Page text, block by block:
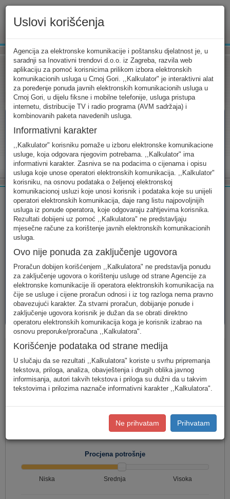
Tarifni kalkulator Uslovi korišćenja Kontakt
Tarifni kalkulator
Odaberite usluge koje koristite, popunite sva potrebna polja i
izaberite za sebe ono najbolje...
FIKSNA MOBILNA INTERNET
AVM
usluge
PAKETI
usluga
Fiksna telefonija
Jednostavan unos
(Za jednostavan unos raspodjela
korisnika u Crnoj Gori.)
(Za definisanje raspodjele saobraćaja prema
konkretnim destinacijama, koristite detaljan unos potrošnje.)
Procjena potrošnje
Niska Srednja Visoka
Uslovi korišćenja
Agencija za elektronske komunikacije i poštansku djelatnost je, u
saradnji sa Inovativni trendovi d.o.o. iz Zagreba, razvila web
aplikaciju za pomoć korisnicima prilikom izbora elektronskih
komunikacionih usluga u Crnoj Gori. ,,Kalkulator" je interaktivni alat
za poređenje ponuda javnih elektronskih komunikacionih usluga u
Crnoj Gori, u dijelu fiksne i mobilne telefonije, usluga pristupa
internetu, distribucije TV i radio programa (AVM sadržaja) i
kombinovanih paketa navedenih usluga.
Informativni karakter
,,Kalkulator" korisniku pomaže u izboru elektronske komunikacione
usluge, koja odgovara njegovim potrebama. ,,Kalkulator" ima
informativni karakter. Zasniva se na podacima o cijenama i opisu
usluga koje unose operatori elektronskih komunikacija. ,,Kalkulator"
korisniku, na osnovu podataka o željenoj elektronskoj
komunikacionoj usluzi koje unosi korisnik i podataka koje su unijeli
operatori elektronskih komunikacija, daje rang listu najpovoljnijih
usluga iz ponude operatora, koje odgovaraju zahtjevima korisnika.
Rezultati dobijeni uz pomoć ,,Kalkulatora" ne predstavljaju
mjesečne račune za korištenje javnih elektronskih komunikacionih
usluga.
Ovo nije ponuda za zaključenje ugovora
Proračun dobijen korišćenjem ,,Kalkulatora" ne predstavlja ponudu
za zaključenje ugovora o korištenju usluge od strane Agencije za
elektronske komunikacije ili operatora elektronskih komunikacija na
čije se usluge i cijene proračun odnosi i iz tog razloga nema pravno
obavezujući karakter. Za stvarni proračun, dobijanje ponude i
zaključenje ugovora korisnik je dužan da se obrati direktno
operatoru elektronskih komunikacija koga je korisnik izabrao na
osnovu preporuke/proračuna ,,Kalkulatora".
Korišćenje podataka od strane medija
U slučaju da se rezultati ,,Kalkulatora" koriste u svrhu pripremanja
tekstova, priloga, analiza, obavještenja i drugih oblika javnog
informisanja, autori takvih tekstova i priloga su dužni da u takvim
tekstovima i prilozima naznače informativni karakter ,,Kalkulatora".
Ne prihvatam Prihvatam